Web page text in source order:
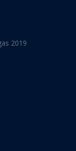
2019